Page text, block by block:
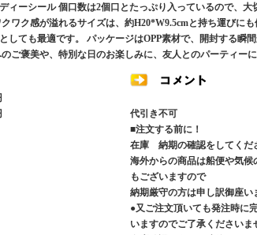
ィーシール 個口数は2個口とたっぷり入っているので、
ワク感が溢れるサイズは、約H20*W9.5cmと持ち運びに
しても最適です。 パッケージはOPP素材で、開封する瞬
ご褒美や、特別な日のお楽しみに、友人とのパーティー
代引き不可
■注文する前に！
在庫 納期の確認をしてくだ
海外からの商品は船便や気
もございますので
納期厳守の方は申し訳御座
●又ご注文頂いても発注時に
いますのでご了承くださいま